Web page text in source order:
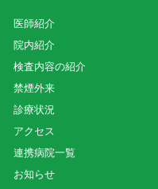
医師紹介
院内紹介
検査内容の紹介
禁煙外来
診療状況
アクセス
連携病院一覧
お知らせ